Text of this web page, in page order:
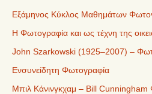
Εξάμηνος Κύκλος Μαθημάτων
Η Φωτογραφία και ως τέχνη της
John Szarkowski (1925–2007) –
Ενσυνείδητη Φωτογραφία
Μπιλ Κάνινγκχαμ – Bill